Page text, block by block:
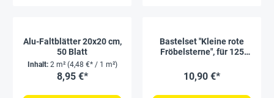
Alu-Faltblätter 20x20 cm,
50 Blatt
Inhalt: 2 m² (4,48 €* / 1 m²)
8,95 €*
Bastelset "Kleine rote
Fröbelsterne", für 125
10,90 €*